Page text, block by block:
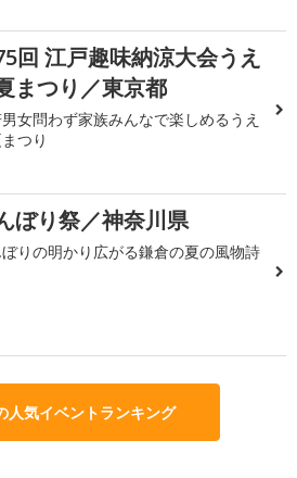
回 江戸趣味納涼大会うえ
まつり／東京都
女問わず家族みんなで楽しめるうえ
つり
ぼり祭／神奈川県
りの明かり広がる鎌倉の夏の風物詩
人気イベントランキング